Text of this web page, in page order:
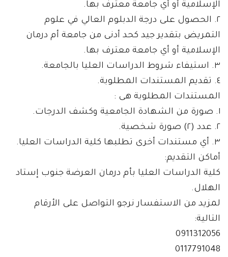
الإسلامية أو أي جامعة معترف بها.
٢. الحصول على درجة الدبلوم العالي في علوم
التمريض بتقدير جيد كحد أدنى من جامعة أم درمان
الإسلامية أو أي جامعة معترف بها.
٣. استيفاء شروط الدراسات العليا بالجامعة.
٤. تقديم المستندات المطلوبة.
المستندات المطلوبة هى :
١. صورة من الشهادة الجامعية وكشف الدرجات.
٢. عدد (٢) صورة شخصية.
٣. أي مستندات أخرى تطلبها كلية الدراسات العليا.
أماكن التقديم:
كلية الدراسات العليا بأم درمان العرضة جنوب إستاد
الهلال.
لمزيد من الاستفسار نرجو التواصل على الأرقام
التالية:
0911312056
0117791048